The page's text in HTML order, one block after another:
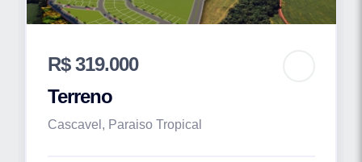
R$ 319.000
Terreno
Cascavel, Paraiso Tropical